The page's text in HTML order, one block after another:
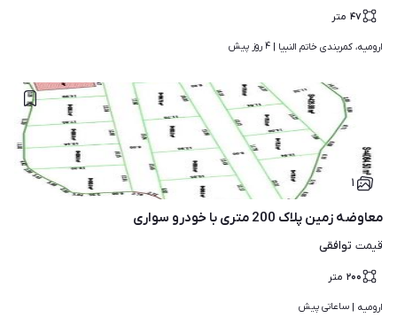
۴۷ متر
ارومیه، کمربندی خاتم النبیا | ۴ روز پیش
۱
معاوضه زمین پلاک 200 متری با خودرو سواری
قیمت توافقی
۲۰۰ متر
ارومیه | ساعاتی پیش